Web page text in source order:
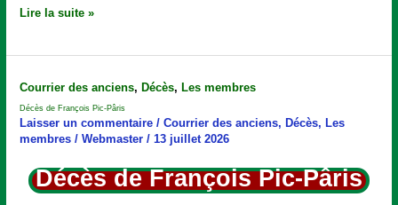
Lire la suite »
Courrier des anciens, Décès, Les membres
Décès de François Pic-Pâris
Laisser un commentaire /Courrier des anciens, Décès, Les
membres /Webmaster/ 13 juillet 2026
Décès de François Pic-Pâris
Décès
François
Pic-
Pâris